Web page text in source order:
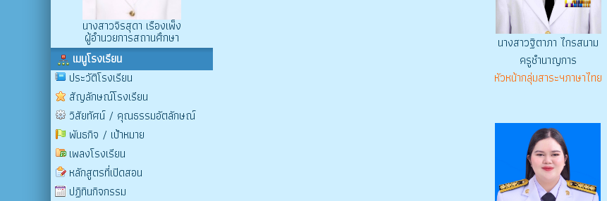
นางสาวจิรสุดา เรืองเพ็ง
ผู้อำนวยการสถานศึกษา
เมนูโรงเรียน
ประวัติโรงเรียน
สัญลักษณ์โรงเรียน
วิสัยทัศน์ / คุณธรรมอัตลักษณ์
พันธกิจ / เป้าหมาย
เพลงโรงเรียน
หลักสูตรที่เปิดสอน
ปฏิทินกิจกรรม
นางสาวฐิตาภา ไกรสนาม
ครูชำนาญการ
หัวหน้ากลุ่มสาระฯภาษาไทย